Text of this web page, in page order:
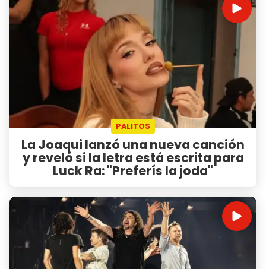
PALITOS
La Joaqui lanzó una nueva canción
y reveló si la letra está escrita para
Luck Ra: "Preferís la joda"